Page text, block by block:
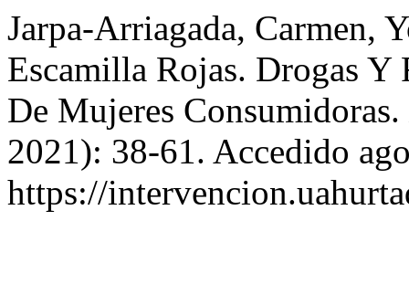
Jarpa-Arriagada, Carmen,
Escamilla Rojas. Drogas
De Mujeres Consumidoras.
2021): 38-61. Accedido
https://